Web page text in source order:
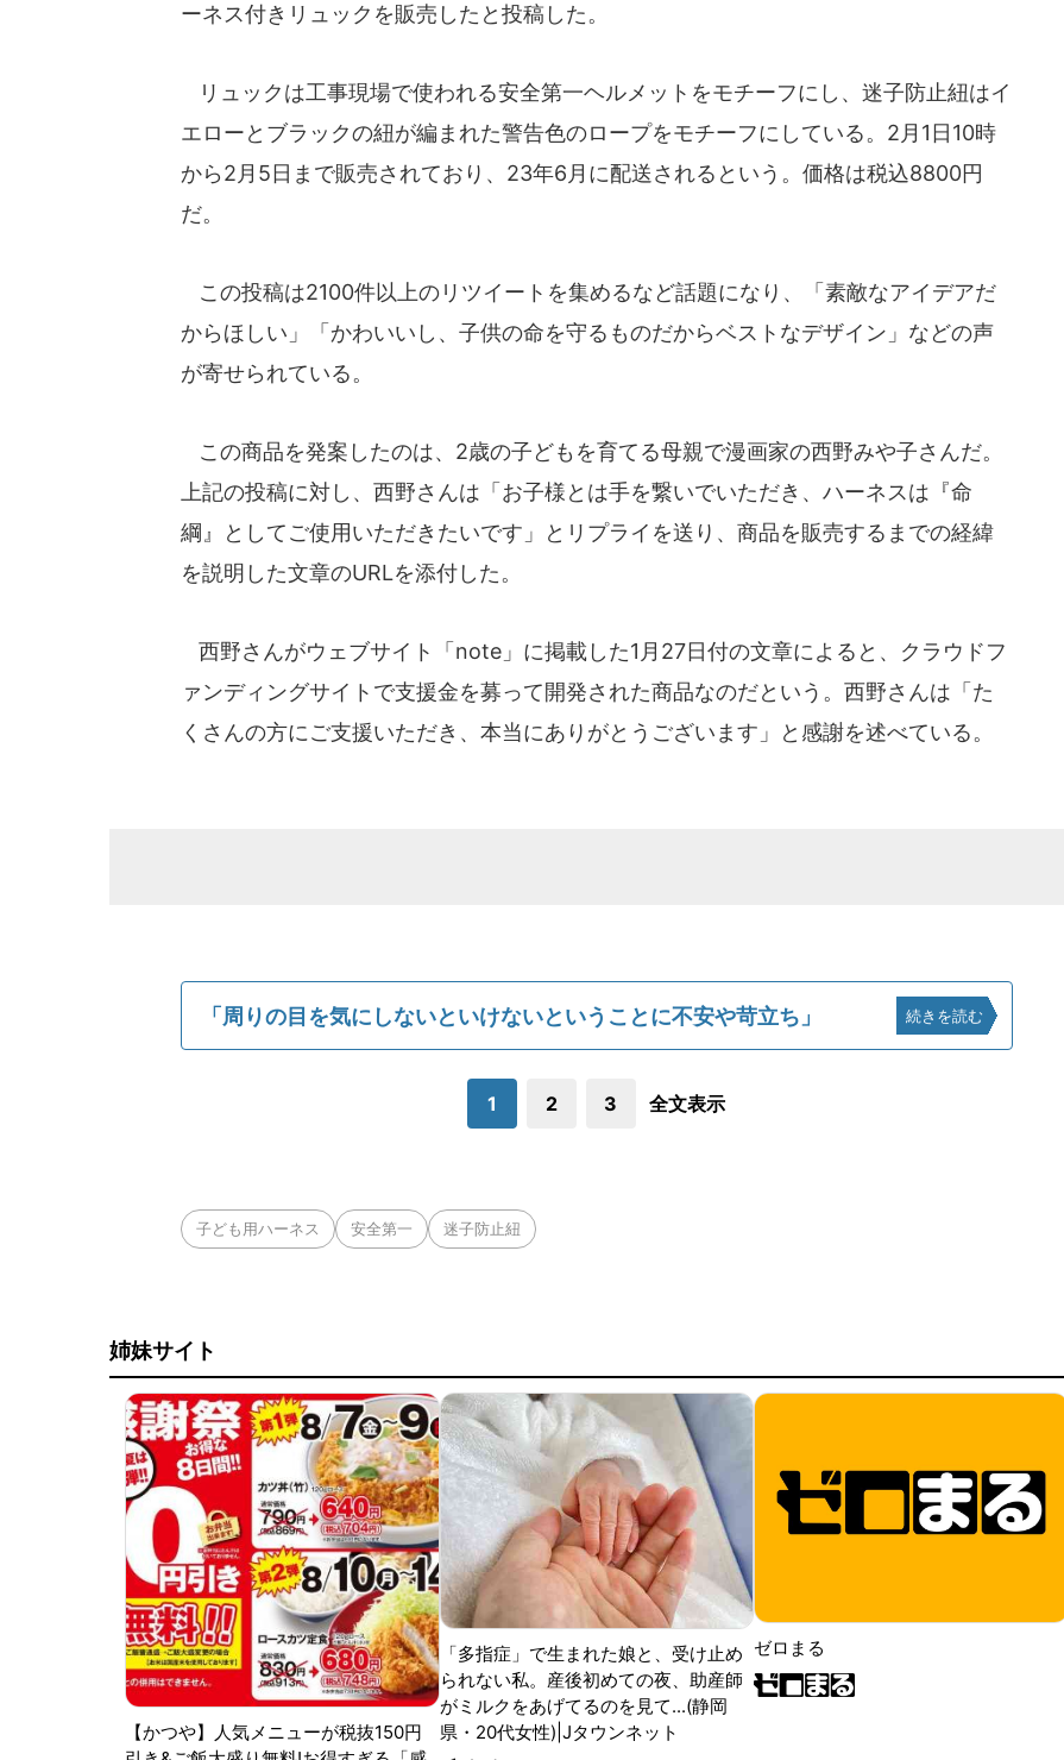
ーネス付きリュックを販売したと投稿した。
リュックは工事現場で使われる安全第一ヘルメットをモチーフにし、迷子防止紐はイ
エローとブラックの紐が編まれた警告色のロープをモチーフにしている。2月1日10時
から2月5日まで販売されており、23年6月に配送されるという。価格は税込8800円
だ。
この投稿は2100件以上のリツイートを集めるなど話題になり、「素敵なアイデアだ
からほしい」「かわいいし、子供の命を守るものだからベストなデザイン」などの声
が寄せられている。
この商品を発案したのは、2歳の子どもを育てる母親で漫画家の西野みや子さんだ。
上記の投稿に対し、西野さんは「お子様とは手を繋いでいただき、ハーネスは『命
綱』としてご使用いただきたいです」とリプライを送り、商品を販売するまでの経緯
を説明した文章のURLを添付した。
西野さんがウェブサイト「note」に掲載した1月27日付の文章によると、クラウドフ
ァンディングサイトで支援金を募って開発された商品なのだという。西野さんは「た
くさんの方にご支援いただき、本当にありがとうございます」と感謝を述べている。
「周りの目を気にしないといけないということに不安や苛立ち」 続きを読む
1 2 3 全文表示
子ども用ハーネス 安全第一 迷子防止紐
姉妹サイト
【かつや】人気メニューが税抜150円
「多指症」で生まれた娘と、受け止め
られない私。産後初めての夜、助産師
がミルクをあげてるのを見て...(静岡
県・20代女性)|Jタウンネット
ゼロまる